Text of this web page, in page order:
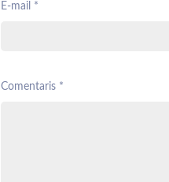
E-mail *
Comentaris *